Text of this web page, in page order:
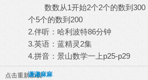
数数从1开始2个2个的数到300
个5个的数到200
2.伴听：哈利波特86分钟
3.英语：蓝精灵2集
4.拼音：景山数学一上p25-p29
点击重新加载
谦谦麻麻